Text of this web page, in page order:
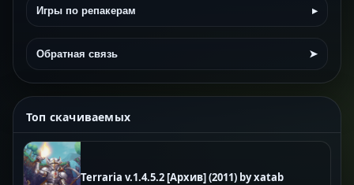
Игры по репакерам ▸
Обратная связь ➤
Топ скачиваемых
Terraria v.1.4.5.2 [Архив] (2011) by xatab